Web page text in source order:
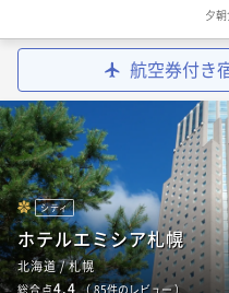
夕
航空券付き
シティ
ホテルエミシア札幌
北海道 / 札幌
総合点4.4（85件のレビュー）